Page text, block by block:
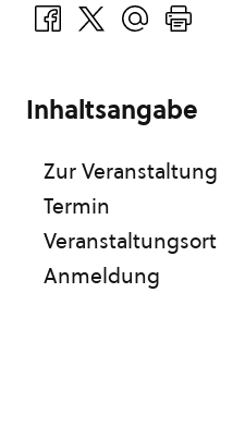
Inhaltsangabe
Zur Veranstaltung
Termin
Veranstaltungsort
Anmeldung